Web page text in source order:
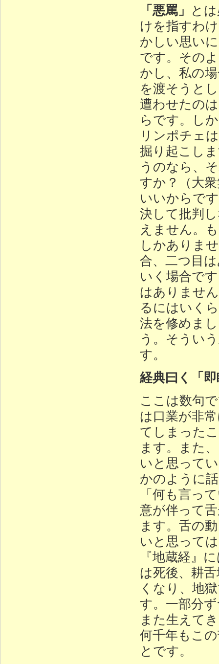
「悪罵」 と
けを指すわ
かしい思い
です。その
かし、私の
を渡そうと
遭わせたの
らです。し
リンポチェ
掘り起こし
うのなら、
すか？（大
いいからで
決して批判
えません。
しかありま
合、二つ目
いく場合で
はありませ
るにはいく
法を修めま
う。そうい
す。
経典曰く「
ここは数句
は口業が非
てしまった
ます。また
いと思って
かのように
「何も言っ
意が伴って
ます。舌の
いと思って
『地蔵経』
は死後、耕
くなり、地
す。一部分
また生えて
何千年もこ
とです。